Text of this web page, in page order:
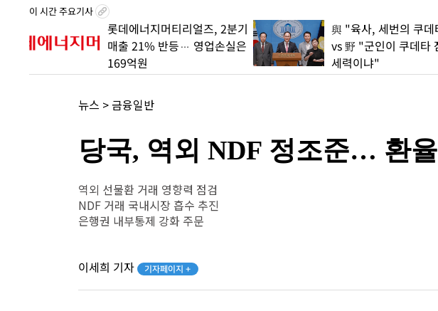
이 시간 주요기사
롯데에너지머티리얼즈, 2분기
매출 21% 반등… 영업손실은
169억원
與 "육사, 세번의 쿠데
vs 野 "군인이 쿠데타
세력이냐"
뉴스 > 금융일반
당국, 역외 NDF 정조준… 환
역외 선물환 거래 영향력 점검
NDF 거래 국내시장 흡수 추진
은행권 내부통제 강화 주문
이세희 기자 기자페이지 +